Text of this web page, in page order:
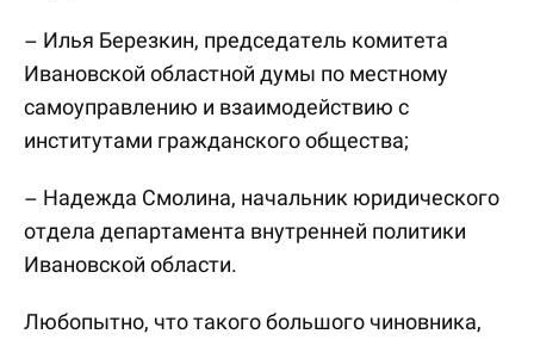
– Илья Березкин, председатель комитета
Ивановской областной думы по местному
самоуправлению и взаимодействию с
институтами гражданского общества;
– Надежда Смолина, начальник юридического
отдела департамента внутренней политики
Ивановской области.
Любопытно, что такого большого чиновника,